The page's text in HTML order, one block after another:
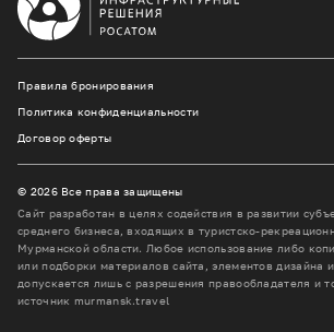
Правила бронирования
Политика конфиденциальности
Договор оферты
© 2026 Все права защищены
Сайт разработан в целях содействия в развитии
среднего бизнеса, входящих в туристско-
Мурманской области. Любое использование либо
или подборки материалов сайта, элементов дизайна
допускается лишь с разрешения правообладателя и
источник murmansk.travel